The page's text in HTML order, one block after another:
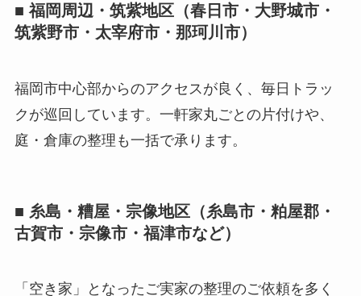
■ 福岡周辺・筑紫地区（春日市・大野城市・
筑紫野市・太宰府市・那珂川市）
福岡市中心部からのアクセスが良く、毎日トラッ
クが巡回しています。一軒家丸ごとの片付けや、
庭・倉庫の整理も一括で承ります。
■ 糸島・糟屋・宗像地区（糸島市・粕屋郡・
古賀市・宗像市・福津市など）
「空き家」となったご実家の整理のご依頼を多く